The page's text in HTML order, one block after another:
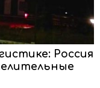
Россия